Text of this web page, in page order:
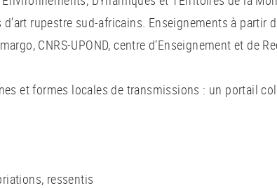
rupestre sud-africains. Enseignements à partir
CNRS-UPOND, centre d’Enseignement et de
et formes locales de transmissions : un portail
ressentis